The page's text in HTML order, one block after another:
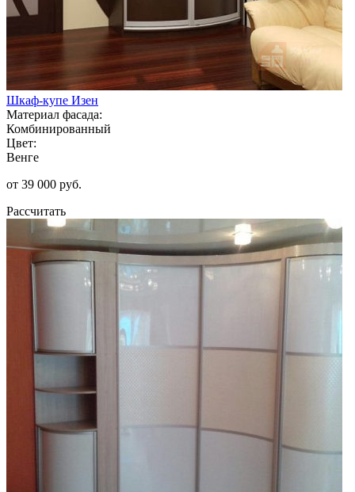
Шкаф-купе Изен
Материал фасада:
Комбинированный
Цвет:
Венге
от 39 000 руб.
Рассчитать